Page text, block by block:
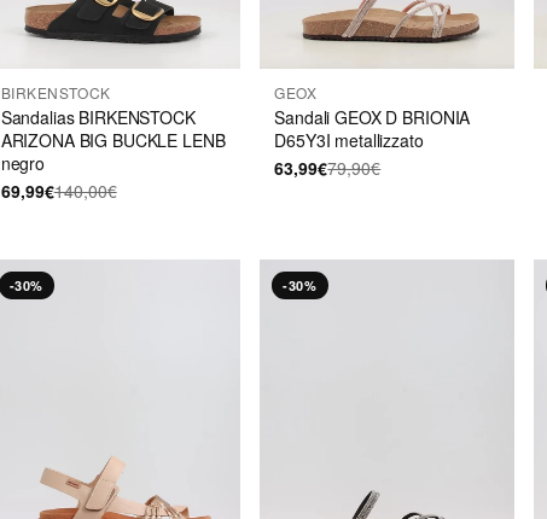
BIRKENSTOCK
Sandalias BIRKENSTOCK
ARIZONA BIG BUCKLE LENB
negro
69,99€140,00€
GEOX
Sandali GEOX D BRIONIA
D65Y3I metallizzato
63,99€79,90€
-30% -30%